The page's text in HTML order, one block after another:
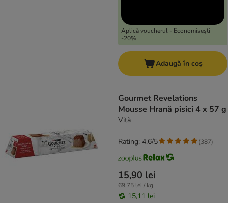
Aplică voucherul - Economisești
-20%
Adaugă în coș
Gourmet Revelations
Mousse Hrană pisici 4 x 57 g
Vită
15,90 lei
69,75 lei / kg
15,11 lei
Rating: 4.6/5 (387)